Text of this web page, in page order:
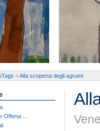
»Alla scoperta degli agrumi
Offerta ...